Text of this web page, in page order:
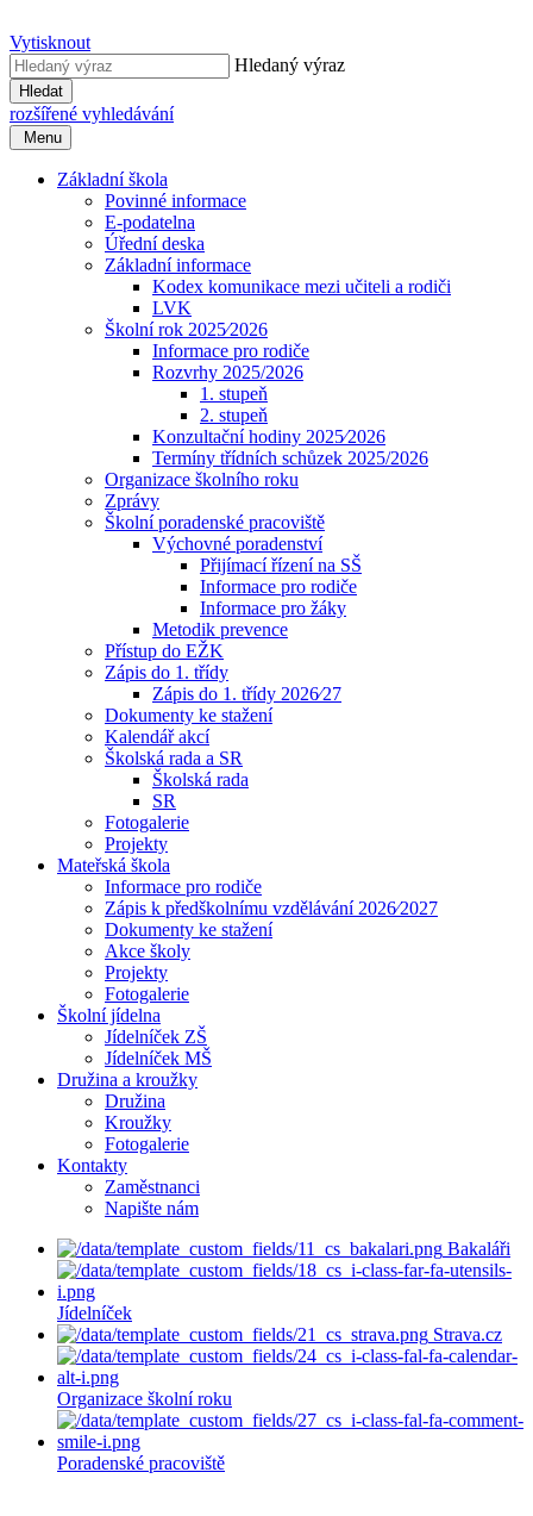
Vytisknout
Hledaný výraz
Hledat
rozšířené vyhledávání
Menu
Základní škola
Povinné informace
E-podatelna
Úřední deska
Základní informace
Kodex komunikace mezi učiteli a rodiči
LVK
Školní rok 2025⁄2026
Informace pro rodiče
Rozvrhy 2025/2026
1. stupeň
2. stupeň
Konzultační hodiny 2025⁄2026
Termíny třídních schůzek 2025/2026
Organizace školního roku
Zprávy
Školní poradenské pracoviště
Výchovné poradenství
Přijímací řízení na SŠ
Informace pro rodiče
Informace pro žáky
Metodik prevence
Přístup do EŽK
Zápis do 1. třídy
Zápis do 1. třídy 2026⁄27
Dokumenty ke stažení
Kalendář akcí
Školská rada a SR
Školská rada
SR
Fotogalerie
Projekty
Mateřská škola
Informace pro rodiče
Zápis k předškolnímu vzdělávání 2026⁄2027
Dokumenty ke stažení
Akce školy
Projekty
Fotogalerie
Školní jídelna
Jídelníček ZŠ
Jídelníček MŠ
Družina a kroužky
Družina
Kroužky
Fotogalerie
Kontakty
Zaměstnanci
Napište nám
Bakaláři
Jídelníček
Strava.cz
Organizace školní roku
Poradenské pracoviště